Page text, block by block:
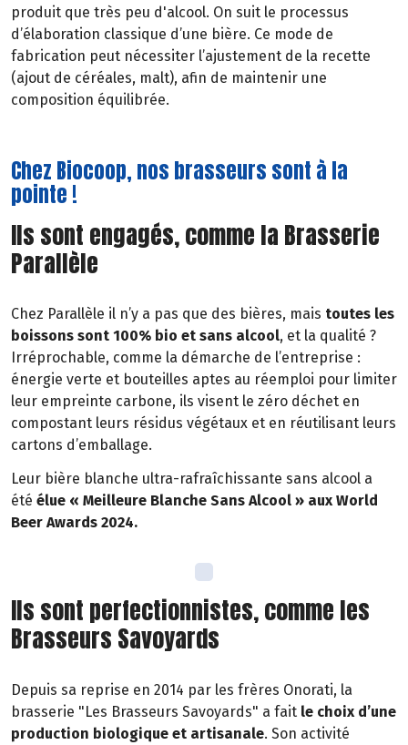
produit que très peu d'alcool. On suit le processus
d’élaboration classique d’une bière. Ce mode de
fabrication peut nécessiter l’ajustement de la recette
(ajout de céréales, malt), afin de maintenir une
composition équilibrée.
Chez Biocoop, nos brasseurs sont à la
pointe !
Ils sont engagés, comme la Brasserie
Parallèle
Chez Parallèle il n’y a pas que des bières, mais toutes les
boissons sont 100% bio et sans alcool, et la qualité ?
Irréprochable, comme la démarche de l’entreprise :
énergie verte et bouteilles aptes au réemploi pour limiter
leur empreinte carbone, ils visent le zéro déchet en
compostant leurs résidus végétaux et en réutilisant leurs
cartons d’emballage.
Leur bière blanche ultra-rafraîchissante sans alcool a
été élue « Meilleure Blanche Sans Alcool » aux World
Beer Awards 2024.
Ils sont perfectionnistes, comme les
Brasseurs Savoyards
Depuis sa reprise en 2014 par les frères Onorati, la
brasserie "Les Brasseurs Savoyards" a fait le choix d’une
production biologique et artisanale. Son activité